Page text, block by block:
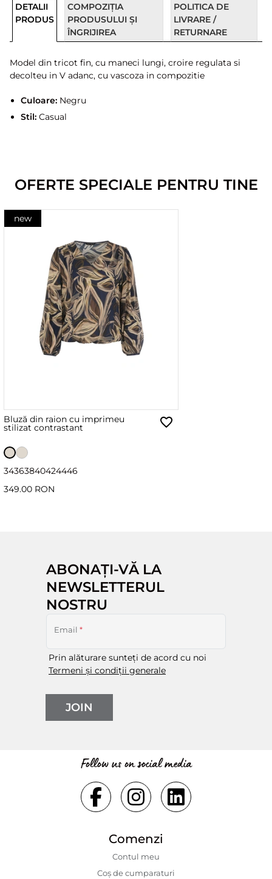
DETALII
PRODUS
COMPOZIȚIA
PRODUSULUI ȘI
ÎNGRIJIREA
POLITICA DE
LIVRARE /
RETURNARE
Model din tricot fin, cu maneci lungi, croire regulata si
decolteu in V adanc, cu vascoza in compozitie
Culoare:Negru
Stil:Casual
OFERTE SPECIALE PENTRU TINE
new
Bluză din raion cu imprimeu
stilizat contrastant
34363840424446
349.00 RON
ABONAȚI-VĂ LA
NEWSLETTERUL
NOSTRU
Email *
Prin alăturare sunteți de acord cu noi
Termeni și condiții generale
JOIN
Follow us on social media
Comenzi
Contul meu
Coș de cumparaturi